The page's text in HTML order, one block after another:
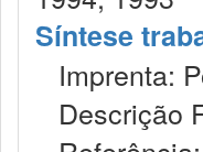
Síntese
Imprenta:
Descrição